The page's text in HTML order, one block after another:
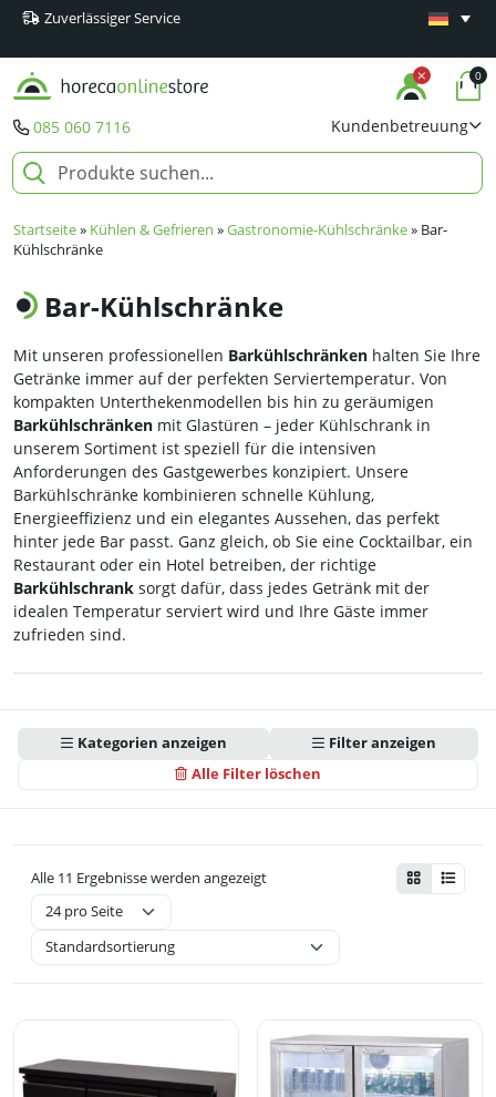
Zuverlässiger Service
085 060 7116 Kundenbetreuung
0
Startseite» Kühlen & Gefrieren »Gastronomie-Kühlschränke» Bar-
Kühlschränke
Bar-Kühlschränke
Mit unseren professionellen Barkühlschränken halten Sie Ihre
Getränke immer auf der perfekten Serviertemperatur. Von
kompakten Unterthekenmodellen bis hin zu geräumigen
Barkühlschränken mit Glastüren – jeder Kühlschrank in
unserem Sortiment ist speziell für die intensiven
Anforderungen des Gastgewerbes konzipiert. Unsere
Barkühlschränke kombinieren schnelle Kühlung,
Energieeffizienz und ein elegantes Aussehen, das perfekt
hinter jede Bar passt. Ganz gleich, ob Sie eine Cocktailbar, ein
Restaurant oder ein Hotel betreiben, der richtige
Barkühlschrank sorgt dafür, dass jedes Getränk mit der
idealen Temperatur serviert wird und Ihre Gäste immer
zufrieden sind.
Kategorien anzeigen
Alle Filter löschen
Filter anzeigen
Alle 11 Ergebnisse werden angezeigt